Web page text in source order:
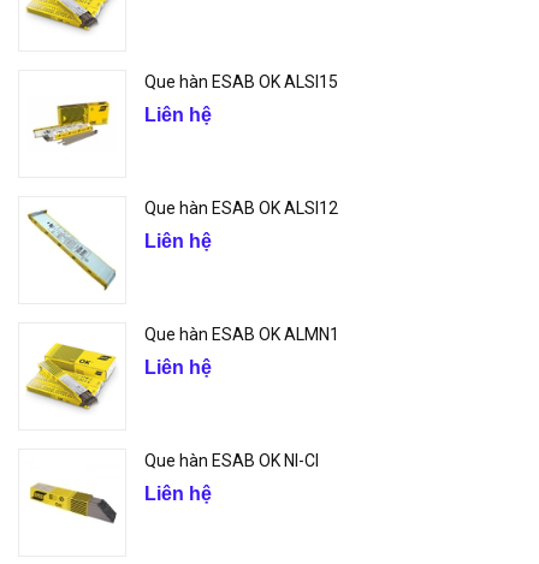
Que hàn ESAB OK ALSI15
Liên hệ
Que hàn ESAB OK ALSI12
Liên hệ
Que hàn ESAB OK ALMN1
Liên hệ
Que hàn ESAB OK NI-CI
Liên hệ